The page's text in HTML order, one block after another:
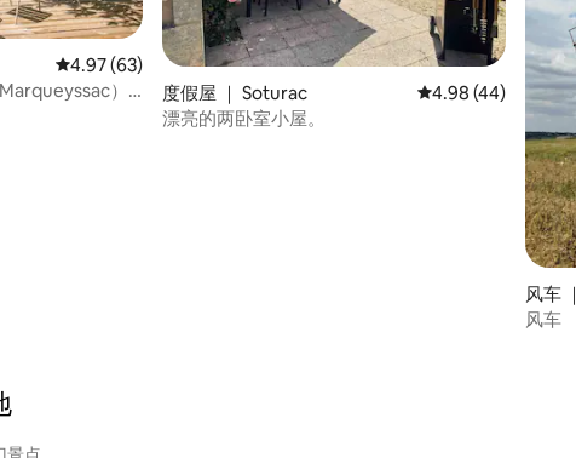
平均评分 4.97 分（满分 5 分），共 63 条评价
4.97 (63)
）
度假屋 ｜ Soturac 平均评分 4.98 分
4.98 (44)
漂亮的两卧室小屋。
风车
风车